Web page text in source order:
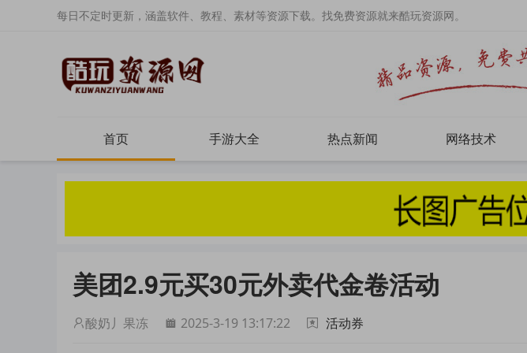
每日不定时更新，涵盖软件、教程、素材等资源下载。找免费资源就来酷玩资源网。
首页 手游大全 热点新闻 网络技术
美团2.9元买30元外卖代金卷活动
酸奶丿果冻 2025-3-19 13:17:22 活动券